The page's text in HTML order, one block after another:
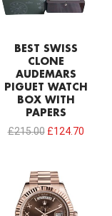
BEST SWISS
CLONE
AUDEMARS
PIGUET WATCH
BOX WITH
PAPERS
£215.00 £124.70